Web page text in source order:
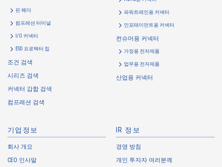
・
To inform the Customers, etc. of The Company’s products
・
To provide campaigns and events for the Customers, etc.
・
To improve customer service, including market research, data
analysis, and the planning and development of products and
To control the data of the Customers, etc.
To manage the progress of transactions with the Customers
・
To conduct questionnaires to the Customers, etc.
・
To respond to the inquiries from the Customers, etc.
Personal information of other companies, organizations, government
agency clients and business partners
・
To respond to inquiries, business negotiations, meetings, etc.
핀 헤더
컴프레션 터미널
I/O 커넥터
ESD 프로텍터 칩
조건 검색
시리즈 검색
커넥터 감합 검색
컴프레션 검색
파워트레인용 커넥터
인포테이먼트용 커넥터
컨슈머용 커넥터
가정용 전자제품
업무용 전자제품
산업용 커넥터
기업정보
회사 개요
CEO 인사말
IR 정보
경영 방침
개인 투자자 여러분께